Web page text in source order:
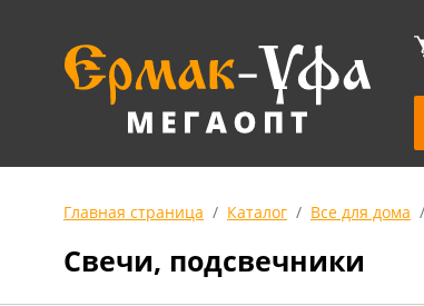
Главная страница Каталог Все для дома
Свечи, подсвечники